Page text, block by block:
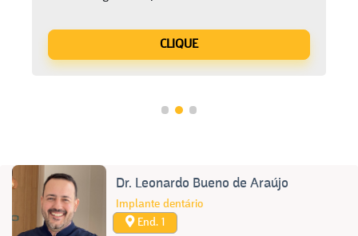
CLIQUE
Dr. Leonardo Bueno de Araújo
Implante dentário
End. 1